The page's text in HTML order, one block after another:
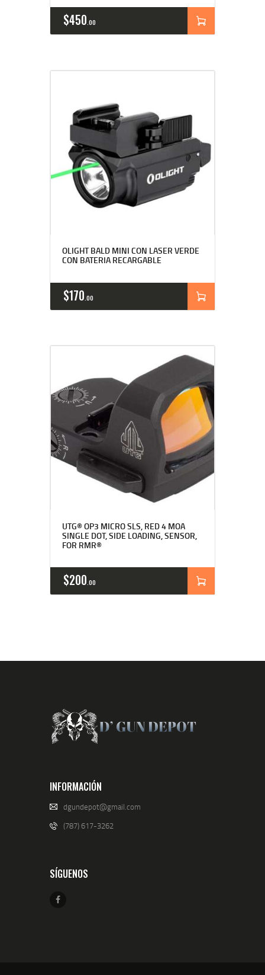
$450 00
OLIGHT BALD MINI CON LASER VERDE
CON BATERIA RECARGABLE
$170 00
UTG® OP3 MICRO SLS, RED 4 MOA
SINGLE DOT, SIDE LOADING, SENSOR,
FOR RMR®
$200 00
INFORMACIÓN
dgundepot@gmail.com
(787) 617-3262
SÍGUENOS